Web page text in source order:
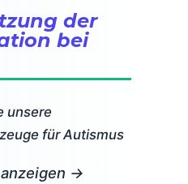
der
bei
unsere
für Autismus
→